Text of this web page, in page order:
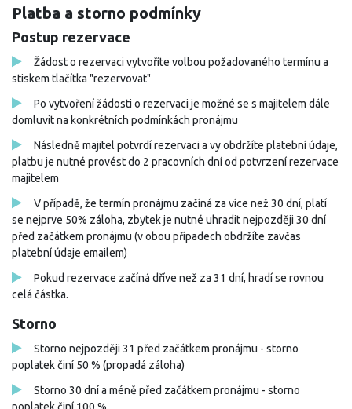
Platba a storno podmínky
Postup rezervace
Žádost o rezervaci vytvoříte volbou požadovaného termínu a
stiskem tlačítka "rezervovat"
Po vytvoření žádosti o rezervaci je možné se s majitelem dále
domluvit na konkrétních podmínkách pronájmu
Následně majitel potvrdí rezervaci a vy obdržíte platební údaje,
platbu je nutné provést do 2 pracovních dní od potvrzení rezervace
majitelem
V případě, že termín pronájmu začíná za více než 30 dní, platí
se nejprve 50% záloha, zbytek je nutné uhradit nejpozději 30 dní
před začátkem pronájmu (v obou případech obdržíte zavčas
platební údaje emailem)
Pokud rezervace začíná dříve než za 31 dní, hradí se rovnou
celá částka.
Storno
Storno nejpozději 31 před začátkem pronájmu - storno
poplatek činí 50 % (propadá záloha)
Storno 30 dní a méně před začátkem pronájmu - storno
poplatek činí 100 %